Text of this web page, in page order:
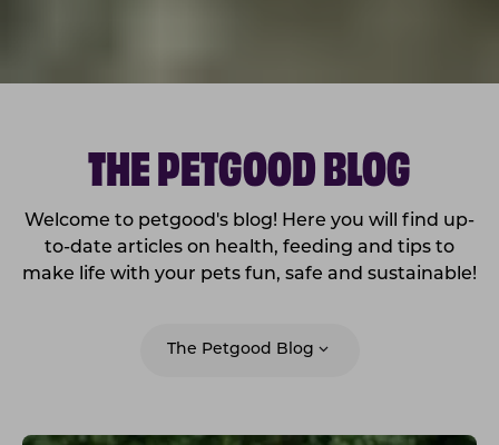
THE PETGOOD BLOG
Welcome to petgood's blog! Here you will find up-
to-date articles on health, feeding and tips to
make life with your pets fun, safe and sustainable!
The Petgood Blog